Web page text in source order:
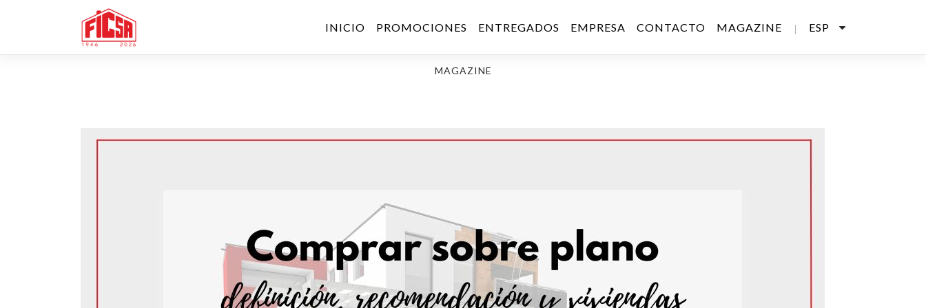
INICIO PROMOCIONES ENTREGADOS EMPRESA CONTACTO MAGAZINE ESP
MAGAZINE